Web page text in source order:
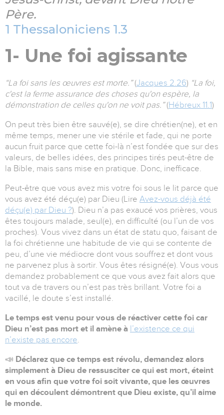
Père.
1 Thessaloniciens 1.3
1- Une foi agissante
“La foi sans les œuvres est morte.”(Jacques 2.26) “La foi,
c'est la ferme assurance des choses qu'on espère, la
démonstration de celles qu'on ne voit pas.”(Hébreux 11.1)
On peut très bien être sauvé(e), se dire chrétien(ne), et en
même temps, mener une vie stérile et fade, qui ne porte
aucun fruit parce que cette foi-là n’est fondée que sur des
valeurs, de belles idées, des principes tirés peut-être de
la Bible, mais sans mise en pratique. Donc, inefficace.
Peut-être que vous avez mis votre foi sous le lit parce que
vous avez été déçu(e) par Dieu (Lire Avez-vous déjà été
déçu(e) par Dieu ?). Dieu n’a pas exaucé vos prières, vous
êtes toujours malade, seul(e), en difficulté (ou l’un de vos
proches). Vous vivez dans un état de statu quo, faisant de
la foi chrétienne une habitude de vie qui se contente de
peu, d’une vie médiocre dont vous souffrez et dont vous
ne parvenez plus à sortir. Vous êtes résigné(e). Vous vous
demandez probablement ce que vous avez fait alors que
tout va de travers ou n’est pas très brillant. Votre foi a
vacillé, le doute s’est installé.
Le temps est venu pour vous de réactiver cette foi car
Dieu n’est pas mort et il amène à l’existence ce qui
n’existe pas encore.
📣 Déclarez que ce temps est révolu, demandez alors
simplement à Dieu de ressusciter ce qui est mort, éteint
en vous afin que votre foi soit vivante, que les œuvres
qui en découlent démontrent que Dieu existe, qu’il aime
le monde.